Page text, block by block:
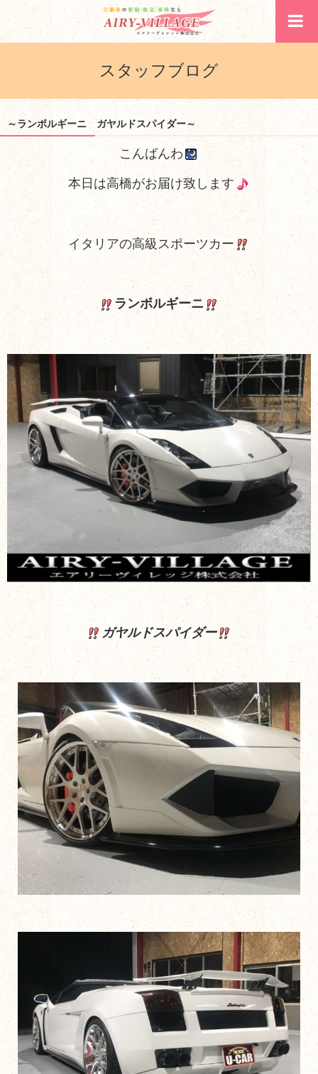
スタッフブログ
～ランボルギーニ ガヤルドスパイダー～
こんばんわ
本日は高橋がお届け致します
イタリアの高級スポーツカー
ランボルギーニ
ガヤルドスパイダー